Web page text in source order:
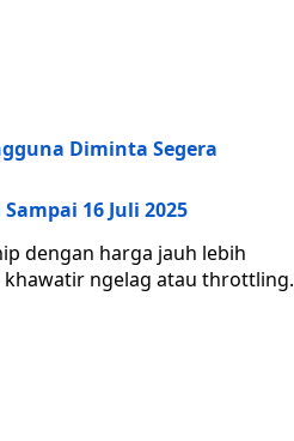
Diminta Segera
16 Juli 2025
dengan harga jauh lebih
ngelag atau throttling.